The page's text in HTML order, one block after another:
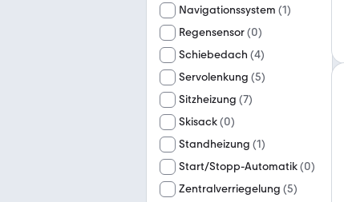
Navigationssystem (1)
Regensensor(0)
Schiebedach (4)
Servolenkung (5)
Sitzheizung (7)
Skisack(0)
Standheizung (1)
Start/Stopp-Automatik(0)
Zentralverriegelung (5)